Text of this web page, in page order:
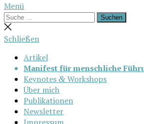
Menü
Suchen
nach:
Suchen
Suche
schließen
Schließen
Artikel
Manifest für menschliche
Keynotes & Workshops
Über mich
Publikationen
Newsletter